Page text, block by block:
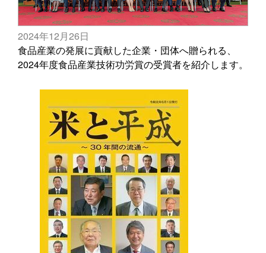
2024年12月26日
食品産業の発展に貢献した企業・団体へ贈られる、
2024年度食品産業技術功労賞の受賞者を紹介します。